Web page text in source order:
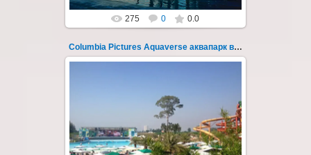
275 0 0.0
Columbia Pictures Aquaverse аквапарк в Паттайе 266
23.10.2022
Columbia Pictures Aquaverse - новый
тематический аквапарк в Паттайе.
Открыт в октябре 2022 после
модернизации и смены...